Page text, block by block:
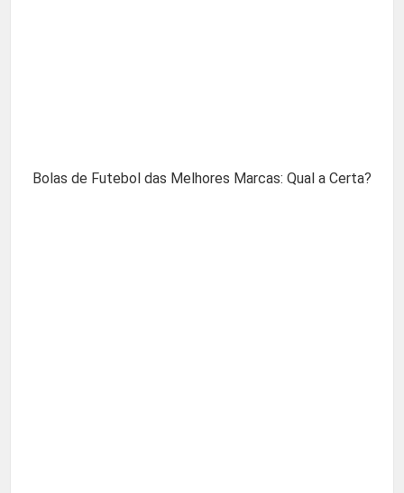
Bolas de Futebol das Melhores Marcas: Qual a Certa?